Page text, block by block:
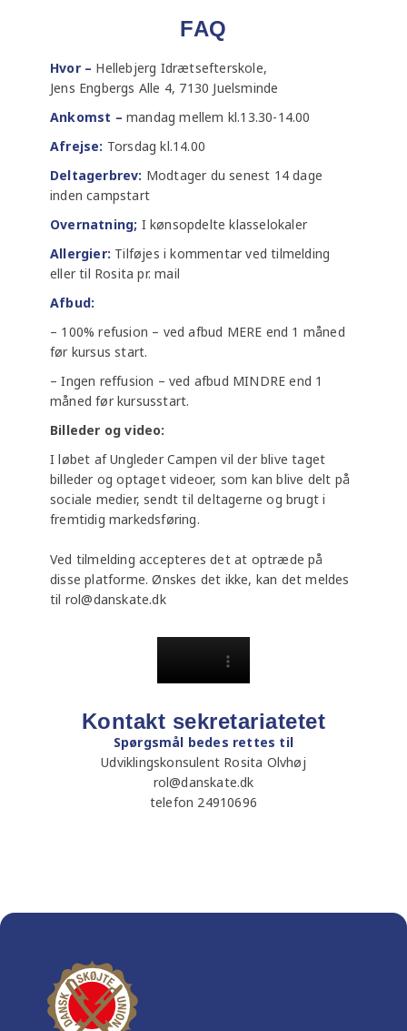
FAQ
Hvor – Hellebjerg Idrætsefterskole,
Jens Engbergs Alle 4, 7130 Juelsminde
Ankomst – mandag mellem kl.13.30-14.00
Afrejse: Torsdag kl.14.00
Deltagerbrev: Modtager du senest 14 dage
inden campstart
Overnatning; I kønsopdelte klasselokaler
Allergier: Tilføjes i kommentar ved tilmelding
eller til Rosita pr. mail
Afbud:
– 100% refusion – ved afbud MERE end 1 måned
før kursus start.
– Ingen reffusion – ved afbud MINDRE end 1
måned før kursusstart.
Billeder og video:
I løbet af Ungleder Campen vil der blive taget
billeder og optaget videoer, som kan blive delt på
sociale medier, sendt til deltagerne og brugt i
fremtidig markedsføring.
Ved tilmelding accepteres det at optræde på
disse platforme. Ønskes det ikke, kan det meldes
til rol@danskate.dk
Kontakt sekretariatetet
Spørgsmål bedes rettes til
Udviklingskonsulent Rosita Olvhøj
rol@danskate.dk
telefon 24910696